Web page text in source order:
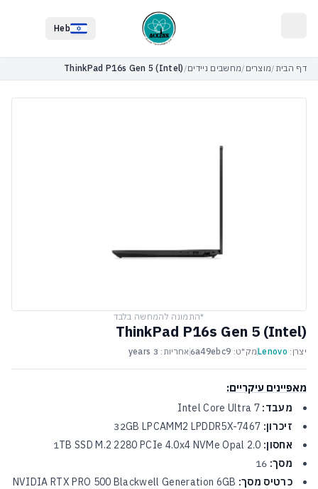
Heb
דף הבית /מוצרים /מחשבים ניידים/
ThinkPad P16s Gen 5 (Intel)
*התמונה להמחשה בלבד
ThinkPad P16s Gen 5 (Intel)
יצרן: Lenovoמק"ט: 6a49ebc9 אחריות: 3 years
מאפיינים עיקריים:
מעבד:
זיכרון:
אחסון:
מסך:
כרטיס מסך: NVIDIA RTX PRO 500 Blackwell Generation 6GB